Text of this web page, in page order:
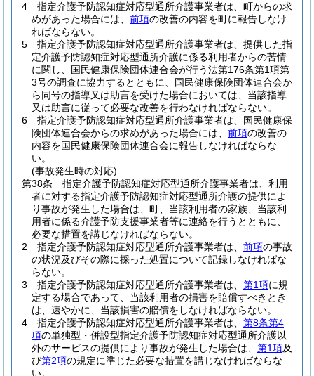
4
指定介護予防認知症対応型通所介護事業者は、町からの求
めがあった場合には、 前項の改善の内容を町に報告しなけ
ればならない。
5
指定介護予防認知症対応型通所介護事業者は、提供した指
定介護予防認知症対応型通所介護に係る利用者からの苦情
に関し、国民健康保険団体連合会が行う法第176条第1項第
3号の調査に協力するとともに、国民健康保険団体連合会か
ら同号の指導又は助言を受けた場合においては、当該指導
又は助言に従って必要な改善を行わなければならない。
6
指定介護予防認知症対応型通所介護事業者は、国民健康保
険団体連合会からの求めがあった場合には、 前項の改善の
内容を国民健康保険団体連合会に報告しなければならな
い。
(事故発生時の対応)
第38条
指定介護予防認知症対応型通所介護事業者は、利用
者に対する指定介護予防認知症対応型通所介護の提供によ
り事故が発生した場合は、町、当該利用者の家族、当該利
用者に係る介護予防支援事業者等に連絡を行うとともに、
必要な措置を講じなければならない。
2
指定介護予防認知症対応型通所介護事業者は、 前項の事故
の状況及びその際に採った処置について記録しなければな
らない。
3
指定介護予防認知症対応型通所介護事業者は、 第1項に規
定する場合であって、当該利用者の損害を賠償すべきとき
は、速やかに、当該損害の賠償をしなければならない。
4
指定介護予防認知症対応型通所介護事業者は、 第8条第4
項の単独型・併設型指定介護予防認知症対応型通所介護以
外のサービスの提供により事故が発生した場合は、 第1項及
び第2項の規定に準じた必要な措置を講じなければならな
い。